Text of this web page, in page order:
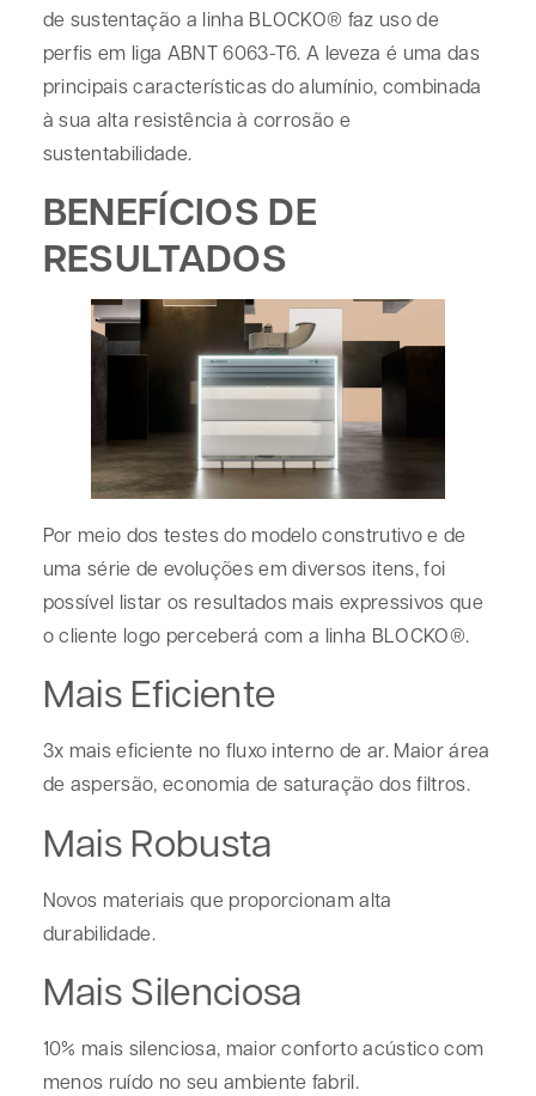
de sustentação a linha BLOCKO® faz uso de
perfis em liga ABNT 6063-T6. A leveza é uma das
principais características do alumínio, combinada
à sua alta resistência à corrosão e
sustentabilidade.
BENEFÍCIOS DE
RESULTADOS
Por meio dos testes do modelo construtivo e de
uma série de evoluções em diversos itens, foi
possível listar os resultados mais expressivos que
o cliente logo perceberá com a linha BLOCKO®.
Mais Eficiente
3x mais eficiente no fluxo interno de ar. Maior área
de aspersão, economia de saturação dos filtros.
Mais Robusta
Novos materiais que proporcionam alta
durabilidade.
Mais Silenciosa
10% mais silenciosa, maior conforto acústico com
menos ruído no seu ambiente fabril.